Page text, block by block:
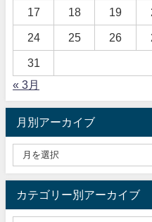
17 18 19
24 25 26
31
« 3月
月別アーカイブ
カテゴリー別アーカイブ